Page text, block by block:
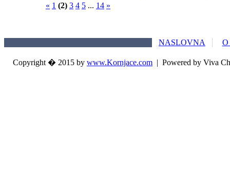
« 1 (2) 3 4 5 ... 14 »
NASLOVNA
Copyright � 2015 by www.Kornjace.com | Powered by Viva